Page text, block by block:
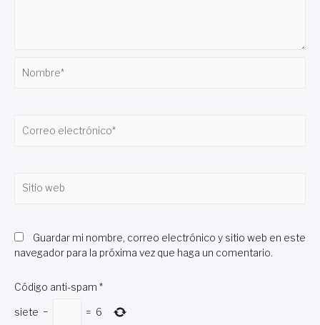
electrónico*
web
Guardar mi nombre, correo electrónico y sitio web en este
navegador para la próxima vez que haga un comentario.
Código anti-spam *
siete − = 6